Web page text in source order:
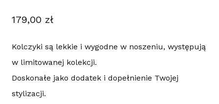
179,00 zł
Kolczyki są lekkie i wygodne w noszeniu, występują
w limitowanej kolekcji.
Doskonałe jako dodatek i dopełnienie Twojej
stylizacji.